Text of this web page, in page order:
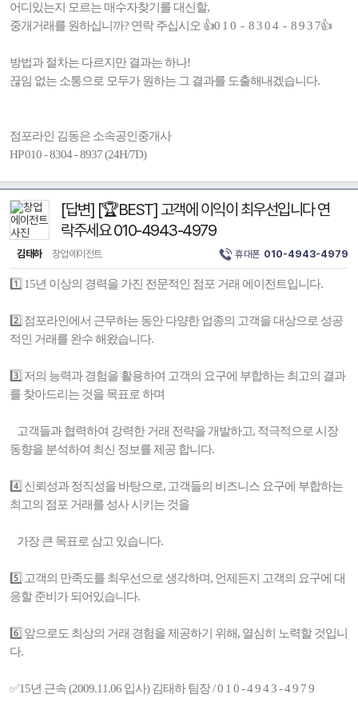
어디있는지 모르는 매수자찾기를 대신할,
중개거래를 원하십니까? 연락 주십시오 👍0 1 0 - 8 3 0 4 - 8 9 3 7👍
방법과 절차는 다르지만 결과는 하나!
끊임 없는 소통으로 모두가 원하는 그 결과를 도출해내겠습니다.
점포라인 김동은 소속공인중개사
HP 010 - 8304 - 8937 (24H/7D)
[답변] [🏆BEST] 고객에 이익이 최우선입니다 연
락주세요 010-4943-4979
김태하 창업에이전트 휴대폰 010-4943-4979
1️⃣ 15년 이상의 경력을 가진 전문적인 점포 거래 에이전트입니다.
2️⃣ 점포라인에서 근무하는 동안 다양한 업종의 고객을 대상으로 성공
적인 거래를 완수 해왔습니다.
3️⃣ 저의 능력과 경험을 활용하여 고객의 요구에 부합하는 최고의 결과
를 찾아드리는 것을 목표로 하며
고객들과 협력하여 강력한 거래 전략을 개발하고, 적극적으로 시장
동향을 분석하여 최신 정보를 제공 합니다.
4️⃣ 신뢰성과 정직성을 바탕으로, 고객들의 비즈니스 요구에 부합하는
최고의 점포 거래를 성사 시키는 것을
가장 큰 목표로 삼고 있습니다.
5️⃣ 고객의 만족도를 최우선으로 생각하며, 언제든지 고객의 요구에 대
응할 준비가 되어있습니다.
6️⃣ 앞으로도 최상의 거래 경험을 제공하기 위해, 열심히 노력할 것입니
다.
✅15년 근속 (2009.11.06 입사) 김태하 팀장 / 0 1 0 - 4 9 4 3 - 4 9 7 9